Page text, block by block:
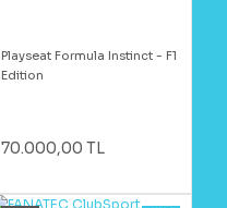
Playseat Formula Instinct - F1
Edition
70.000,00 TL